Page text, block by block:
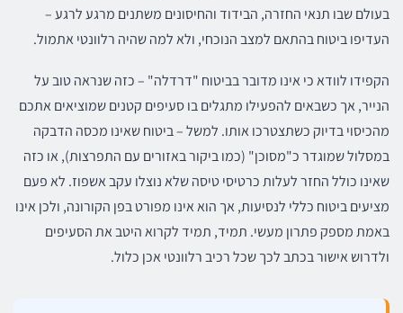
בעולם שבו תנאי החזרה, הבידוד והחיסונים משתנים מרגע לרגע –
העדיפו ביטוח בהתאם למצב הנוכחי, ולא למה שהיה רלוונטי אתמול.
הקפידו לוודא כי אינו מדובר בביטוח "דרדלה" – כזה שנראה טוב על
הנייר, אך כשבאים להפעילו מתגלים בו סעיפים קטנים שמוציאים אתכם
מהכיסוי בדיוק כשתצטרכו אותו. למשל – ביטוח שאינו מכסה הדבקה
במסלול שמוגדר כ"מסוכן" (כמו ביקור באזורים עם התפרצות), או כזה
שאינו כולל החזר לעלות כרטיסי טיסה שלא נוצלו עקב אשפוז. לא פעם
מציעים ביטוח כללי לנסיעות, אך הוא אינו מפורט בפן הקורונה, ולכן אינו
באמת מספק פתרון מעשי. תמיד, תמיד לקרוא היטב את הסעיפים
ולדרוש אישור בכתב לכך שכל רכיב רלוונטי אכן כלול.